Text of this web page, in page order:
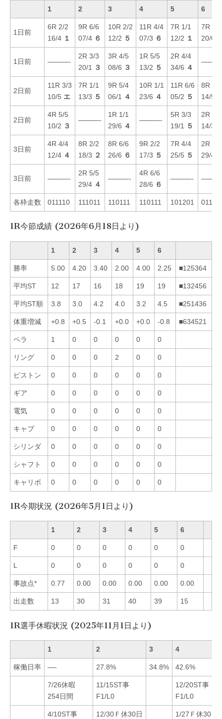
1 2 3 4 5 6
1日前
6R 2/2
16/4 １
9R 6/6
07/4 ６
10R 2/2
12/2 ５
11R 4/4
07/3 ６
7R 1/1
12/2 １
7R 4/4
20/6
1日前 ———-
2R 3/3
20/1
３
3R 4/5
08/6 ３
1R 5/5
13/2 ５
2R 4/4
34/6 ４
2日前
11R 3/3
10/5 エ
7R 1/1
13/3 ５
9R 5/4
06/1
４
10R 1/1
23/6 ４
11R 6/6
05/2 ５
8R 5/5
14/5
2日前
4R 5/5
10/2 ３
———-
1R 1/1
29/6 ４
———-
5R 3/3
19/1
５
2R 2/3
14/3
3日前
4R 4/4
12/4 ４
8R 2/2
18/3 ２
8R 6/6
26/6 ６
9R 2/2
17/3 ５
7R 4/4
25/5 ５
2R 3/3
29/4
3日前 ———-
2R 5/5
29/4 ４
———-
4R 6/6
28/6 ６
———-
各枠走数 011110 111011 110111 110111 101201
1R今節成績 (2026年6月18日より)
1 2 3 4 5 6
勝率 5.00 4.20 3.40 2.00 4.00 2.25 ■125364
平均ST 12 17 16 18 19 19 ■132456
平均ST順 3.8 3.0 4.2 4.0 3.2 4.5 ■251436
体重増減 +0.8 +0.5 -0.1 +0.0 +0.0 -0.8 ■634521
ペラ 1 0 0 0 0 0
リング 0 0 0 2 0 0
ピストン 0 0 0 0 0 0
ギア 0 0 0 0 0 0
電気 0 0 0 0 0 0
キャブ 0 0 0 0 0 0
シリンダ 0 0 0 0 0 0
シャフト 0 0 0 0 0 0
キャリボ 0 0 0 0 0 0
1R今期状況 (2026年5月1日より)
1 2 3 4 5 6
F 0 0 0 0 0 0
L 0 0 0 0 0 0
事故点* 0.77 0.00 0.00 0.00 0.00 0.00
出走数 13 30 31 40 39 15
1R選手休暇状況 (2025年11月1日より)
1 2 3 4
稼働日率 —- 27.8% 34.8% 42.6%
7/26休暇
254日間
11/15ST事
F1/L0
12/20ST事
F1/L0
4/10ST事
12/30Ｆ休30日
1/27Ｆ休30日